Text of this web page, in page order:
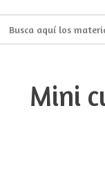
Mini